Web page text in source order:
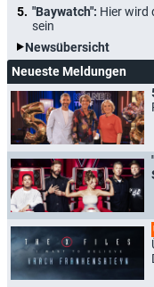
"Baywatch": Hier wird
sein
Newsübersicht
Neueste Meldungen